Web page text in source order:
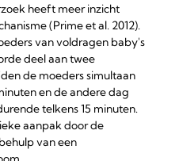
heeft meer inzicht
(Prime et al. 2012).
van voldragen baby's
deel aan twee
de moeders simultaan
en de andere dag
telkens 15 minuten.
aanpak door de
van een